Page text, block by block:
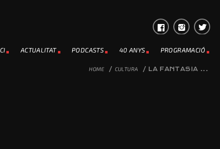
ACTUALITAT PODCASTS 40 ANYS PROGRAMACIÓ
HOME / CULTURA / LA FANTASIA ...